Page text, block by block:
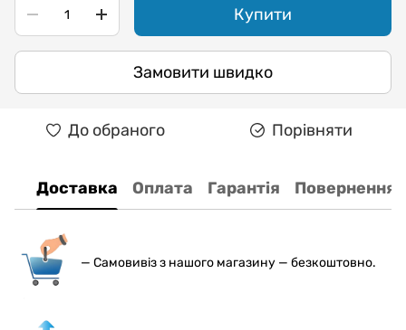
Купити
Замовити швидко
До обраного Порівняти
Доставка Оплата Гарантія Повернення
— Самовивіз з нашого магазину — безкоштовно.